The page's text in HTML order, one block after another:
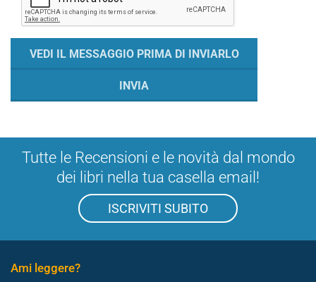
Tutte le Recensioni e le novità dal mondo
dei libri nella tua casella email!
ISCRIVITI SUBITO
Ami leggere?